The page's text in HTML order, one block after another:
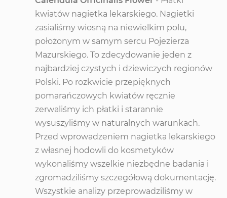
kwiatów nagietka lekarskiego. Nagietki
zasialiśmy wiosną na niewielkim polu,
położonym w samym sercu Pojezierza
Mazurskiego. To zdecydowanie jeden z
najbardziej czystych i dziewiczych regionów
Polski. Po rozkwicie przepięknych
pomarańczowych kwiatów ręcznie
zerwaliśmy ich płatki i starannie
wysuszyliśmy w naturalnych warunkach.
Przed wprowadzeniem nagietka lekarskiego
z własnej hodowli do kosmetyków
wykonaliśmy wszelkie niezbędne badania i
zgromadziliśmy szczegółową dokumentację.
Wszystkie analizy przeprowadziliśmy w